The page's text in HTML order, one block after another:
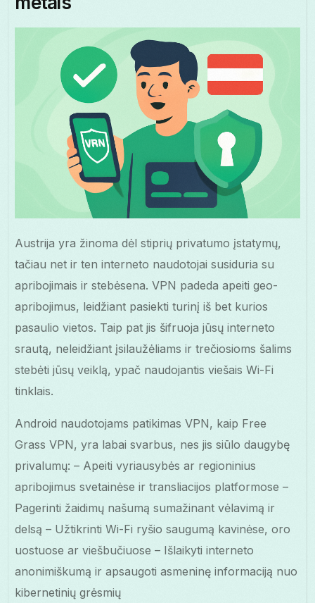
Austrija yra žinoma dėl stiprių privatumo įstatymų,
tačiau net ir ten interneto naudotojai susiduria su
apribojimais ir stebėsena. VPN padeda apeiti geo-
apribojimus, leidžiant pasiekti turinį iš bet kurios
pasaulio vietos. Taip pat jis šifruoja jūsų interneto
srautą, neleidžiant įsilaužėliams ir trečiosioms šalims
stebėti jūsų veiklą, ypač naudojantis viešais Wi-Fi
tinklais.
Android naudotojams patikimas VPN, kaip Free
Grass VPN, yra labai svarbus, nes jis siūlo daugybę
privalumų: – Apeiti vyriausybės ar regioninius
apribojimus svetainėse ir transliacijos platformose –
Pagerinti žaidimų našumą sumažinant vėlavimą ir
delsą – Užtikrinti Wi-Fi ryšio saugumą kavinėse, oro
uostuose ar viešbučiuose – Išlaikyti interneto
anonimiškumą ir apsaugoti asmeninę informaciją nuo
kibernetinių grėsmių